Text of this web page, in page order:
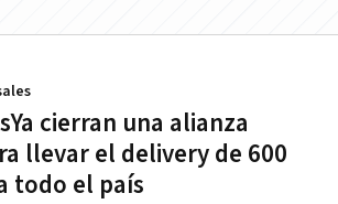
cierran una alianza
llevar el delivery de 600
todo el país